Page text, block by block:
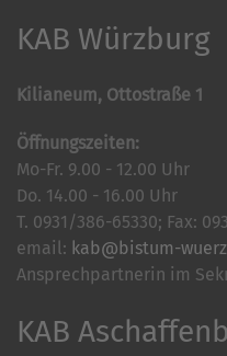
KAB Würzburg
Kilianeum, Ottostraße 1
Öffnungszeiten:
Mo-Fr. 9.00 - 12.00 Uhr
Do. 14.00 - 16.00 Uhr
T. 0931/386-65330; Fax:
email: kab@bistum-
Ansprechpartnerin im
KAB